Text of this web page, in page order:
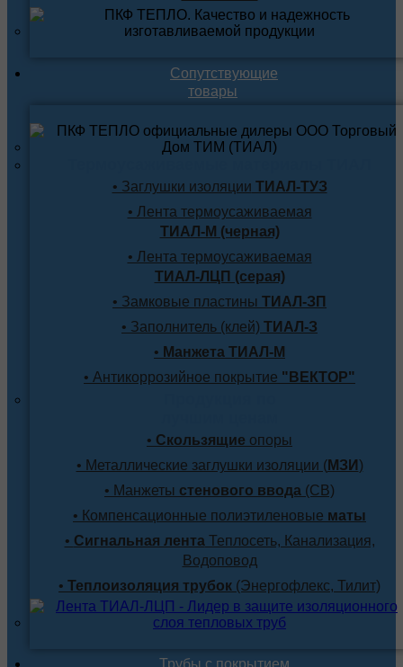
Сопутствующие
товары
• Заглушки изоляции ТИАЛ-ТУЗ
• Лента термоусаживаемая
ТИАЛ-М (черная)
• Лента термоусаживаемая
ТИАЛ-ЛЦП (серая)
• Замковые пластины ТИАЛ-ЗП
• Заполнитель (клей) ТИАЛ-З
• Манжета ТИАЛ-М
• Антикоррозийное покрытие "ВЕКТОР"
• Скользящие опоры
• Металлические заглушки изоляции (МЗИ )
• Манжеты стенового ввода (СВ)
• Компенсационные полиэтиленовые маты
• Сигнальная лентаТеплосеть, Канализация,
Водоповод
• Теплоизоляция трубок (Энергофлекс, Тилит)